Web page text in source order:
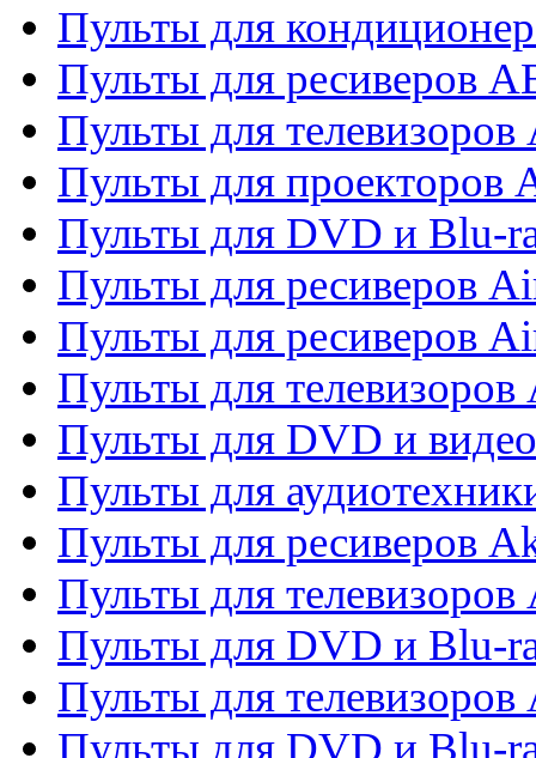
Пульты для
Пульты для ресиверов
Пульты для телевизоров
Пульты для проекторов
Пульты для DVD и Blu-
Пульты для ресиверов
Пульты для ресиверов
Пульты для телевизоров
Пульты для DVD и
Пульты для
Пульты для ресиверов
Пульты для телевизоров
Пульты для DVD и Blu-
Пульты для
Пульты для DVD и Blu-